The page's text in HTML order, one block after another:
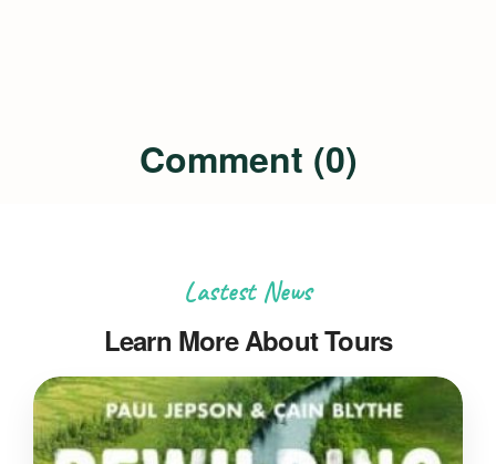
Comment (0)
Lastest News
Learn More About Tours